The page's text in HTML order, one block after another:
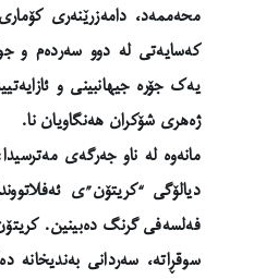
محەممەد، دامەزرێنەری
کەسایەتی لە دوو سەردەم و
یەک جۆرە جیهانبینی و
ژەهری شۆکران هەنگاویان نا.
مانەوە لە ناو جەرگەی
دیالۆگی “کریتۆن”ی
فەلسەفی گرنگ دەبینین.
سوقڕاتە، سەردانی